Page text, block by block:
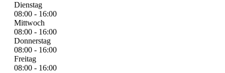
Dienstag
08:00 - 16:00
Mittwoch
08:00 - 16:00
Donnerstag
08:00 - 16:00
Freitag
08:00 - 16:00